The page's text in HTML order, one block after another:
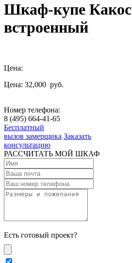
Шкаф-купе Какос
встроенный
Цена:
Цена: 32,000 руб.
Номер телефона:
8 (495) 664-41-65
Бесплатный
вызов замерщика Заказать
консультацию
РАССЧИТАТЬ МОЙ ШКАФ
Есть готовый проект?